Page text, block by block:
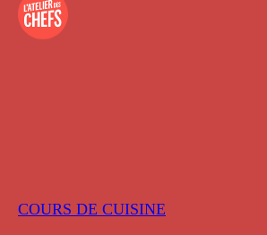
COURS DE CUISINE